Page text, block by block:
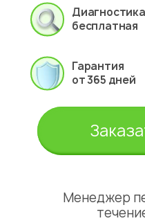
Диагностика
бесплатная
Гарантия
от 365 дней
Менеджер